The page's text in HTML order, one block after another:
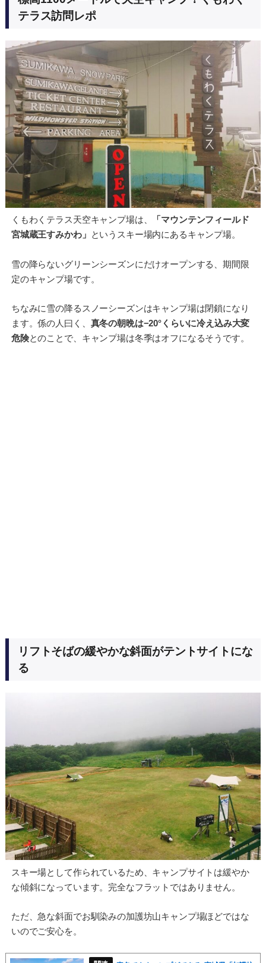
テラス訪問レポ
くもわくテラス天空キャンプ場は、
「マウンテンフィールド
宮城蔵王すみかわ」 というスキー場内にあるキャンプ場。
雪の降らないグリーンシーズンにだけオープンする、期間限
定のキャンプ場です。
ちなみに雪の降るスノーシーズンはキャンプ場は閉鎖になり
ます。係の人曰く、 真冬の朝晩は−20°くらいに冷え込み大変
危険とのことで、キャンプ場は冬季はオフになるそうです。
リフトそばの緩やかな斜面がテントサイトにな
る
スキー場として作られているため、キャンプサイトは緩やか
な傾斜になっています。完全なフラットではありません。
ただ、急な斜面でお馴染みの加護坊山キャンプ場ほどではな
いのでご安心を。